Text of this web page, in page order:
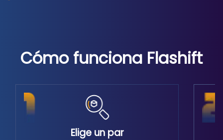
Cómo funciona Flashift
Elige un par